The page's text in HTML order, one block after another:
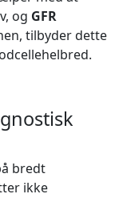
og GFR
tilbyder dette
bredt
ikke